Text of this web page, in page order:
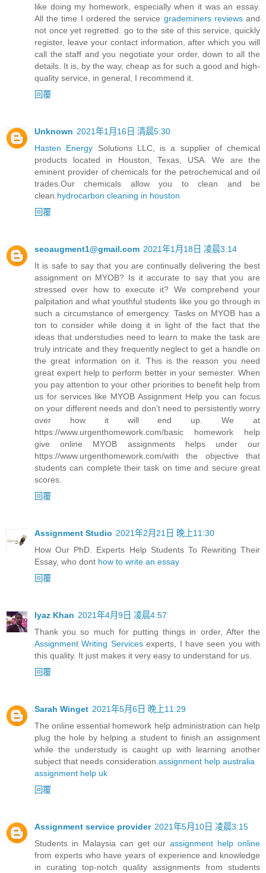
like doing my homework, especially when it was an essay.
All the time I ordered the service grademiners reviewsand
not once yet regretted. go to the site of this service, quickly
register, leave your contact information, after which you will
call the staff and you negotiate your order, down to all the
details. It is, by the way, cheap as for such a good and high-
quality service, in general, I recommend it.
回覆
Unknown 2021年1月16日 清晨5:30
Hasten Energy Solutions LLC, is a supplier of chemical
products located in Houston, Texas, USA. We are the
eminent provider of chemicals for the petrochemical and oil
trades.Our chemicals allow you to clean and be
clean. hydrocarbon cleaning in houston
回覆
seoaugment1@gmail.com 2021年1月18日 凌晨3:14
It is safe to say that you are continually delivering the best
assignment on MYOB? Is it accurate to say that you are
stressed over how to execute it? We comprehend your
palpitation and what youthful students like you go through in
such a circumstance of emergency. Tasks on MYOB has a
ton to consider while doing it in light of the fact that the
ideas that understudies need to learn to make the task are
truly intricate and they frequently neglect to get a handle on
the great information on it. This is the reason you need
great expert help to perform better in your semester. When
you pay attention to your other priorities to benefit help from
us for services like MYOB Assignment Help you can focus
on your different needs and don't need to persistently worry
over how it will end up. We at
https://www.urgenthomework.com/basic homework help
give online MYOB assignments helps under our
https://www.urgenthomework.com/with the objective that
students can complete their task on time and secure great
scores.
回覆
Assignment Studio 2021年2月21日 晚上11:30
How Our PhD. Experts Help Students To Rewriting Their
Essay, who dont how to write an essay
回覆
Iyaz Khan 2021年4月9日 凌晨4:57
Thank you so much for putting things in order, After the
Assignment Writing Servicesexperts, I have seen you with
this quality. It just makes it very easy to understand for us.
回覆
Sarah Winget 2021年5月6日 晚上11:29
The online essential homework help administration can help
plug the hole by helping a student to finish an assignment
while the understudy is caught up with learning another
subject that needs consideration. assignment help australia
assignment help uk
回覆
Assignment service provider 2021年5月10日 凌晨3:15
Students in Malaysia can get ourassignment help online
from experts who have years of experience and knowledge
in curating top-notch quality assignments from students